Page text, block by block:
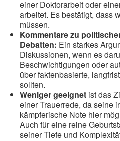
einer Doktorarbeit oder
arbeitet. Es bestätigt, dass
müssen.
Kommentare zu
Debatten: Ein starkes
Diskussionen, wenn es
Beschwichtigungen oder
über faktenbasierte,
sollten.
Weniger geeignet ist das
einer Trauerrede, da seine
kämpferische Note hier
Auch für eine reine
seiner Tiefe und